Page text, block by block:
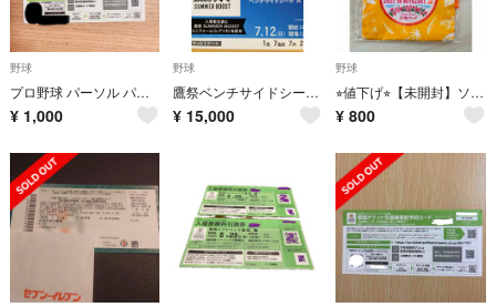
野球
プロ野球 パーソル パ・リーグ公式戦 チケット先着順事前予約カード ２枚
¥ 1,000
野球
鷹祭ベンチサイドシートA ペアチケット 7/12 (日)14:00〜
¥ 15,000
野球
⭐︎値下げ⭐︎【未開封】ソフトバンクホークス キャンプ 2022 巾着 キーホルダー
¥ 800